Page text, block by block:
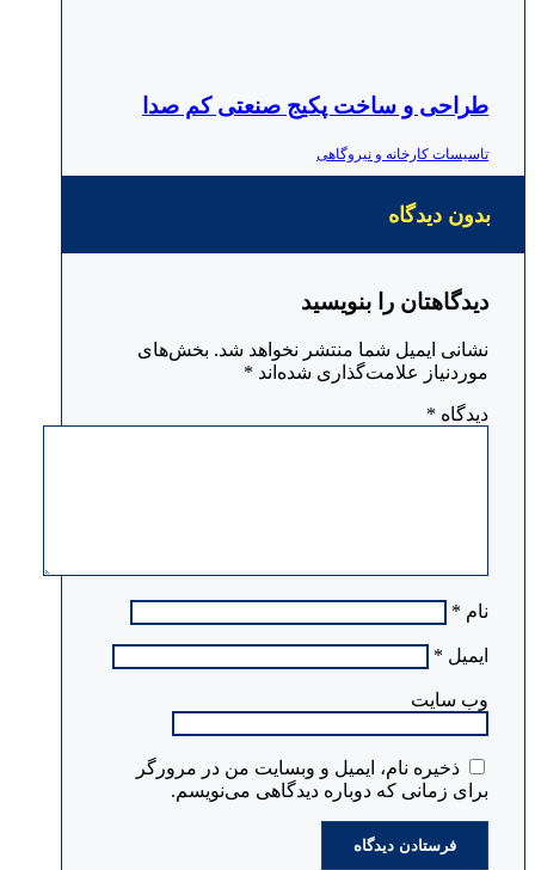
طراحی و ساخت پکیج صنعتی کم صدا
تاسیسات کارخانه و نیروگاهی
بدون دیدگاه
دیدگاهتان را بنویسید
نشانی ایمیل شما منتشر نخواهد شد. بخش‌های
موردنیاز علامت‌گذاری شده‌اند *
دیدگاه *
نام *
ایمیل *
وب‌ سایت
ذخیره نام، ایمیل و وبسایت من در مرورگر
برای زمانی که دوباره دیدگاهی می‌نویسم.